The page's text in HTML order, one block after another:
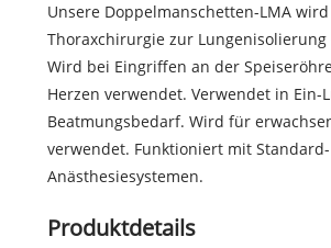
Unsere Doppelmanschetten-LMA
Thoraxchirurgie zur Lungenisolierung
Wird bei Eingriffen an der
Herzen verwendet. Verwendet in Ein-
Beatmungsbedarf. Wird für
verwendet. Funktioniert mit Standard-
Anästhesiesystemen.
Produktdetails